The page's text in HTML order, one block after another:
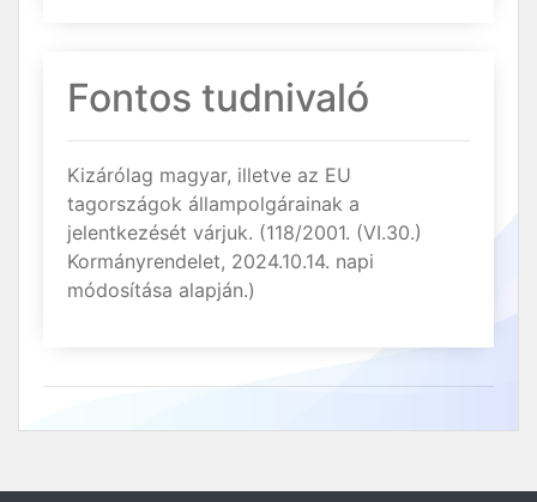
Fontos tudnivaló
Kizárólag magyar, illetve az EU
tagországok állampolgárainak a
jelentkezését várjuk. (118/2001. (VI.30.)
Kormányrendelet, 2024.10.14. napi
módosítása alapján.)